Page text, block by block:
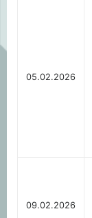
05.02.2026
09.02.2026